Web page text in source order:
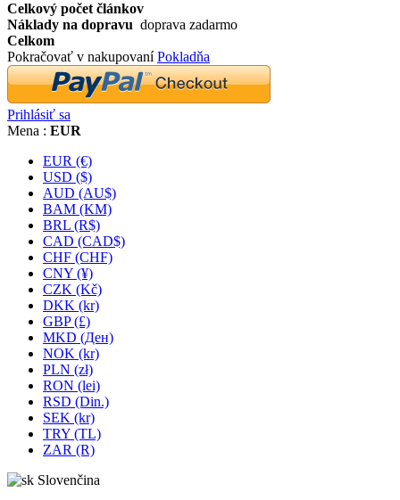
Celkový počet článkov
Náklady na dopravu doprava zadarmo
Celkom
Pokračovať v nakupovaníPokladňa
Prihlásiť sa
Mena : EUR
EUR (€)
USD ($)
AUD (AU$)
BAM (KM)
BRL (R$)
CAD (CAD$)
CHF (CHF)
CNY (¥)
CZK (Kč)
DKK (kr)
GBP (£)
MKD (Ден)
NOK (kr)
PLN (zł)
RON (lei)
RSD (Din.)
SEK (kr)
TRY (TL)
ZAR (R)
Slovenčina